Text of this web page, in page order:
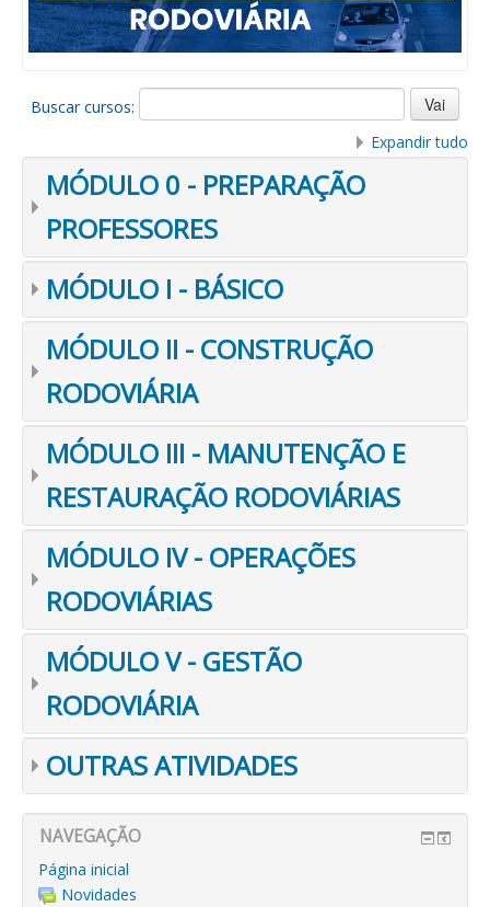
Buscar cursos:
Expandir tudo
MÓDULO 0 - PREPARAÇÃO
PROFESSORES
MÓDULO I - BÁSICO
MÓDULO II - CONSTRUÇÃO
RODOVIÁRIA
MÓDULO III - MANUTENÇÃO E
RESTAURAÇÃO RODOVIÁRIAS
MÓDULO IV - OPERAÇÕES
RODOVIÁRIAS
MÓDULO V - GESTÃO
RODOVIÁRIA
OUTRAS ATIVIDADES
NAVEGAÇÃO
Página inicial
Novidades